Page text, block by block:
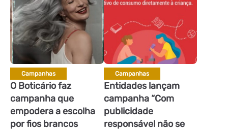
Campanhas
O Boticário faz
campanha que
empodera a escolha
por fios brancos
Campanhas
Entidades lançam
campanha “Com
publicidade
responsável não se